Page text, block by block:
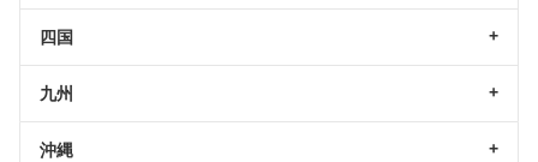
四国
九州
沖縄